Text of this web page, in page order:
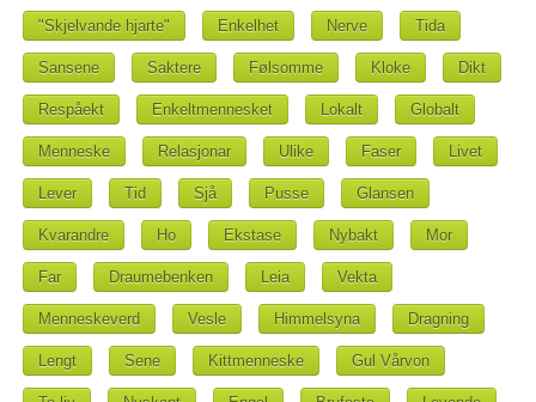
"Skjelvande hjarte" Enkelhet Nerve Tida
Sansene Saktere Følsomme Kloke Dikt
Respåekt Enkeltmennesket Lokalt Globalt
Menneske Relasjonar Ulike Faser Livet
Lever Tid Sjå Pusse Glansen
Kvarandre Ho Ekstase Nybakt Mor
Far Draumebenken Leia Vekta
Menneskeverd Vesle Himmelsyna Dragning
Lengt Sene Kittmenneske Gul Vårvon